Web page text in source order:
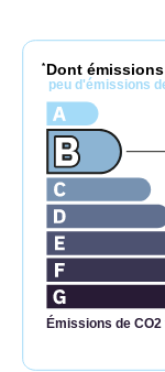
* Dont
peu d'émissions
Émissions de